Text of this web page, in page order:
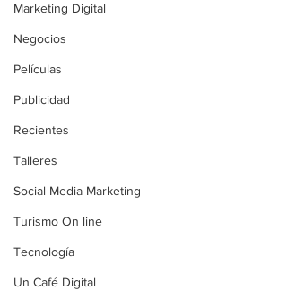
Marketing Digital
Negocios
Películas
Publicidad
Recientes
Talleres
Social Media Marketing
Turismo On line
Tecnología
Un Café Digital